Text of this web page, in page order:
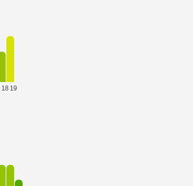
18 19